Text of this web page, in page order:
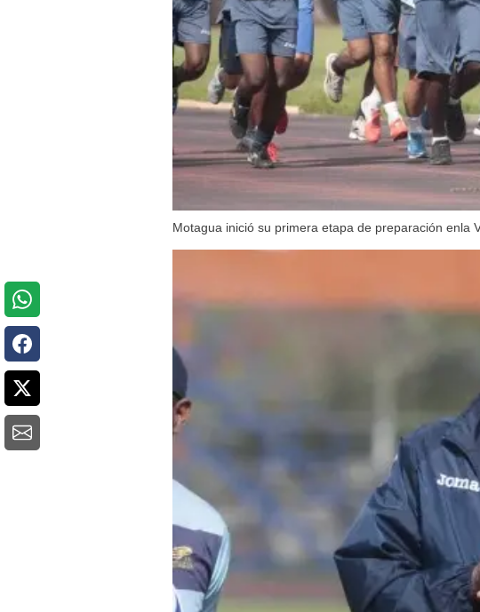
Motagua inició su primera etapa de preparación enla